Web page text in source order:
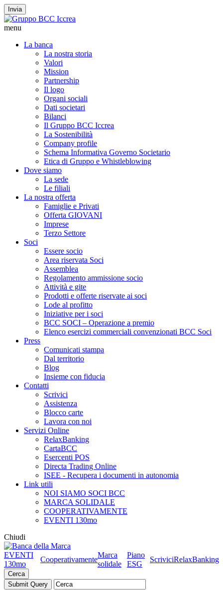
Invia
menu
La banca
La nostra storia
Valori
Mission
Partnership
Il logo
Organi sociali
Dati societari
Bilanci
Il Gruppo BCC Iccrea
La Sostenibilità
Company profile
Schema Informativa Governo Societario
Etica di Gruppo e Whistleblowing
Dove siamo
La sede
Le filiali
La nostra offerta
Famiglie e Privati
Offerta GIOVANI
Imprese
Terzo Settore
Soci
Essere socio
Area riservata Soci
Assemblea
Regolamento ammissione socio
Attività e gite
Prodotti e offerte riservate ai soci
Lode al profitto
Iniziative per i soci
BCC SOCI – Operazione a premio
Elenco esercizi commerciali convenzionati BCC Soci
Press
Comunicati stampa
Dal territorio
Blog
Insieme con fiducia
Contatti
Scrivici
Assistenza
Blocco carte
Lavora con noi
Servizi Online
RelaxBanking
CartaBCC
Esercenti POS
Directa Trading Online
ISEE - Recupera i documenti in autonomia
Link utili
NOI SIAMO SOCI BCC
MARCA SOLIDALE
COOPERATIVAMENTE
EVENTI 130mo
Chiudi
EVENTI
130mo
Cooperativamente
Marca
solidale
Piano
ESG
ScriviciRelaxBanking
Cerca